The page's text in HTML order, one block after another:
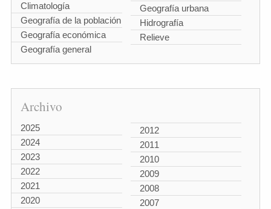
Climatología
Geografía de la población
Geografía económica
Geografía general
Geografía urbana
Hidrografía
Relieve
Archivo
2025
2024
2023
2022
2021
2020
2012
2011
2010
2009
2008
2007